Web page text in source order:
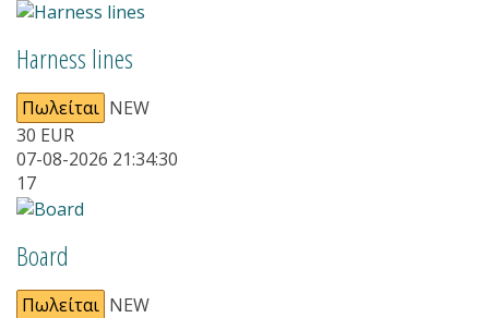
Harness lines
Πωλείται NEW
30 EUR
07-08-2026 21:34:30
17
Board
Πωλείται NEW